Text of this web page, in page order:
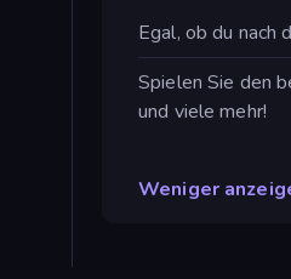
Egal, ob du
Spielen Sie den
und viele mehr!
Weniger